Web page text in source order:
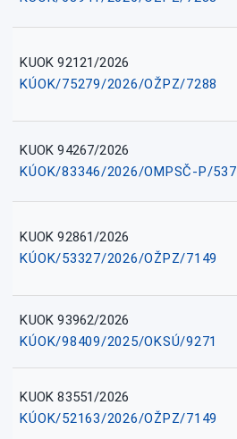
KUOK 92121/2026
KÚOK/75279/2026/OŽPZ/7288
KUOK 94267/2026
KÚOK/83346/2026/OMPSČ-P/537
KUOK 92861/2026
KÚOK/53327/2026/OŽPZ/7149
KUOK 93962/2026
KÚOK/98409/2025/OKSÚ/9271
KUOK 83551/2026
KÚOK/52163/2026/OŽPZ/7149